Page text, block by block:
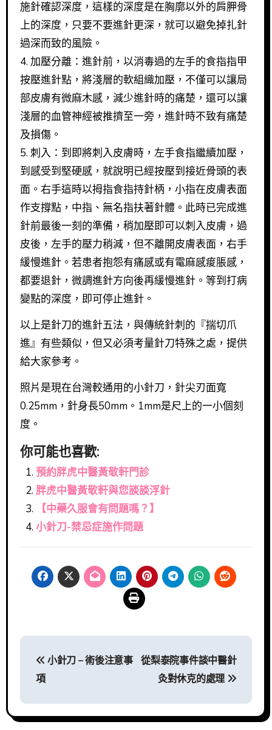
施針確認深度，這樣的深度是在胸廓以外的肩胛骨
上的深度，只要不要進針更深，就可以避免掉扎針
過深而致的風險。
4. 加壓分離：進針前，以消毒過的左手的食指指甲
按壓進針點，將淺層的軟組織加壓，不僅可以讓局
部皮膚有微麻木感，減少進針時的痛楚，還可以讓
淺層的血管神經被推擠至一旁，進針時不致有痛楚
及損傷。
5. 刺入：到即將刺入皮膚時，左手食指繼續加壓，
到感受到堅硬感，就說明已經按壓到接近骨頭的表
面。右手這時以拇指食指持針柄，小指在皮膚表面
作支撐點，中指、無名指扶著針體。此時已完成進
針前最後一刻的準備，稍加壓即可以刺入皮膚，過
皮後，左手的壓力稍減，但不離開皮膚表面，右手
緩慢進針。若患者抱怨有痛感或有電麻感痠脹感，
都要退針，微調進針方向後再緩慢進針。等到打病
變點的深度，即可停止進針。
以上是針刀的進針五法，與傳統針刺的『揣切爪
進』有些類似，但又必須考量針刀特殊之處，提供
給大家參考。
照片是現在台灣較通用的小針刀，針尖刃面寬
0.25mm，針身長50mm。1mm是尺上的一小個刻
度。
你可能也喜歡:
預約胖虎中醫黃敬軒門診
胖虎中醫黃敬軒與您談談浮針
【中藥久服會有問題嗎？】
小針刀-禁忌症施作問題
文
章
導
覽
小針刀 – 術後注意事
項
從梨泰院事件談中醫針
灸對休克的處理